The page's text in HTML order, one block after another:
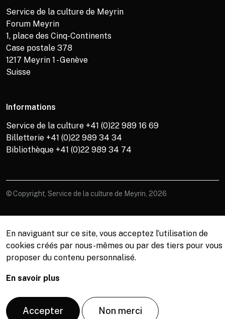
Service de la culture de Meyrin
Forum Meyrin
1, place des Cinq-Continents
Case postale 378
1217 Meyrin 1 - Genève
Suisse
Informations
Service de la culture +41 (0)22 989 16 69
Billetterie +41 (0)22 989 34 34
Bibliothèque +41 (0)22 989 34 74
© Copyright, Service de la culture de Meyrin, 2026
En naviguant sur ce site, vous acceptez l’utilisation de
cookies créés par nous-mêmes ou par des tiers pour vous
proposer du contenu personnalisé.
En savoir plus
Accepter Non merci